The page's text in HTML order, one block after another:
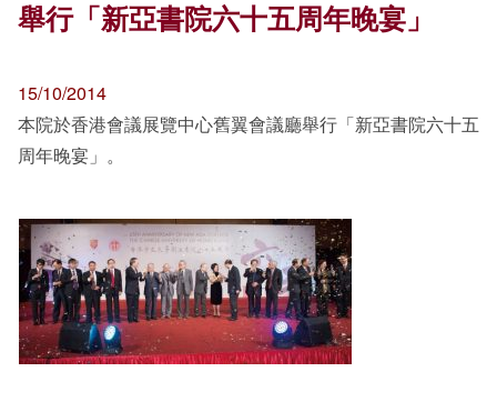
舉行「新亞書院六十五周年晚宴」
15/10/2014
本院於香港會議展覽中心舊翼會議廳舉行「新亞書院六十五
周年晚宴」。